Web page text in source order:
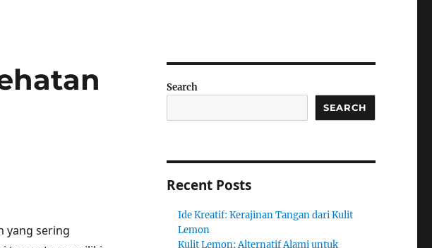
yang sering
Search
SEARCH
Recent Posts
Ide Kreatif: Kerajinan Tangan dari Kulit
Lemon
Kulit Lemon: Alternatif Alami untuk